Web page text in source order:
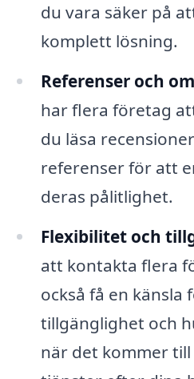
du vara säker på
komplett lösning.
Referenser och
har flera företag
du läsa
referenser för att
deras pålitlighet.
Flexibilitet och
att kontakta flera
också få en känsla
tillgänglighet och
när det kommer